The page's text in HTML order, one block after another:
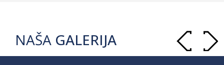
NAŠA GALERIJA